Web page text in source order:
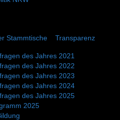
Stammtische
Transparenz
des Jahres 2021
des Jahres 2022
des Jahres 2023
des Jahres 2024
des Jahres 2025
2025